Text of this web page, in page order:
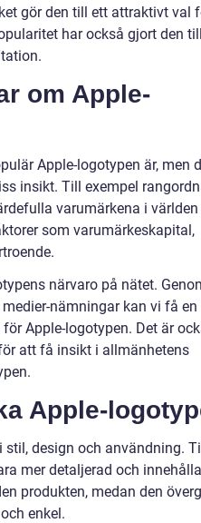
gör den till ett attraktivt val
har också gjort den
om Apple-
Apple-logotypen är, men
insikt. Till exempel
varumärkena i
som varumärkeskapital,
närvaro på nätet.
nämningar kan vi få en
Apple-logotypen. Det är
att få insikt i allmänhetens
Apple-
stil, design och användning.
mer detaljerad och innehålla
produkten, medan den
enkel.